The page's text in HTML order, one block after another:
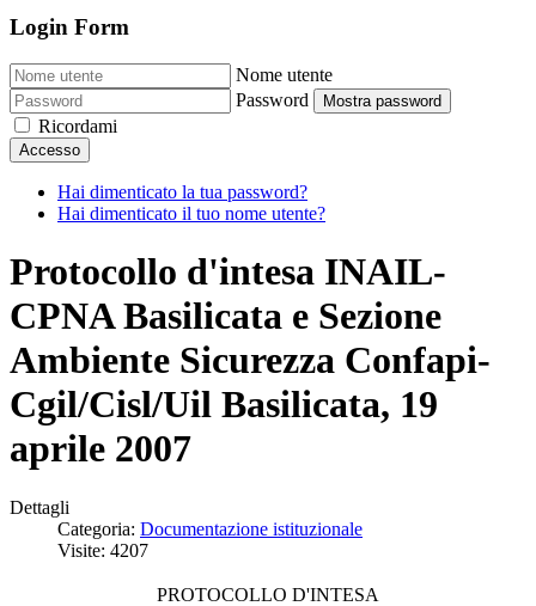
Login Form
Nome utente
Password
Mostra password
Ricordami
Accesso
Hai dimenticato la tua password?
Hai dimenticato il tuo nome utente?
Protocollo d'intesa INAIL-
CPNA Basilicata e Sezione
Ambiente Sicurezza Confapi-
Cgil/Cisl/Uil Basilicata, 19
aprile 2007
Dettagli
Categoria: Documentazione istituzionale
Visite: 4207
PROTOCOLLO D'INTESA